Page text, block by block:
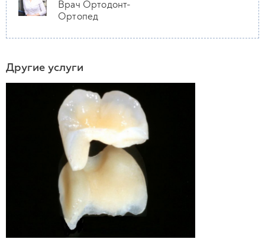
Врач Ортодонт-
Ортопед
Другие услуги